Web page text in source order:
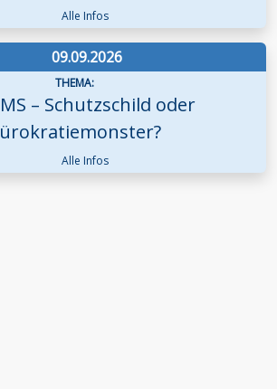
Alle Infos
09.09.2026
THEMA:
– Schutzschild oder
Alle Infos